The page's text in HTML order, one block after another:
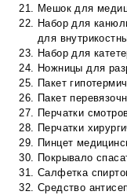
Мешок для
Набор для
для
Набор для
Ножницы для
Пакет
Пакет
Перчатки
Перчатки
Пинцет
Покрывало
Салфетка
Средство